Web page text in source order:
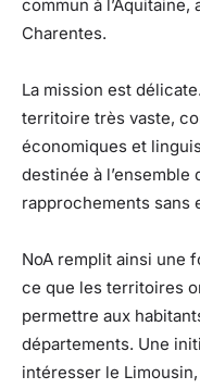
commun à
Charentes.
La mission est
territoire très vaste,
économiques et
destinée à
rapprochements sans
NoA remplit ainsi une
ce que les territoires
permettre aux
départements. Une
intéresser le